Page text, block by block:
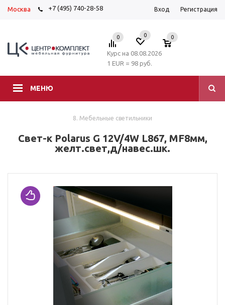
Москва +7 (495) 740-28-58 Вход Регистрация
МЕНЮ
0 0 0
Курс на 08.08.2026
1 EUR = 98 руб.
8. Мебельные светильники
Свет-к Polarus G 12V/4W L867, MF8мм,
желт.свет,д/навес.шк.